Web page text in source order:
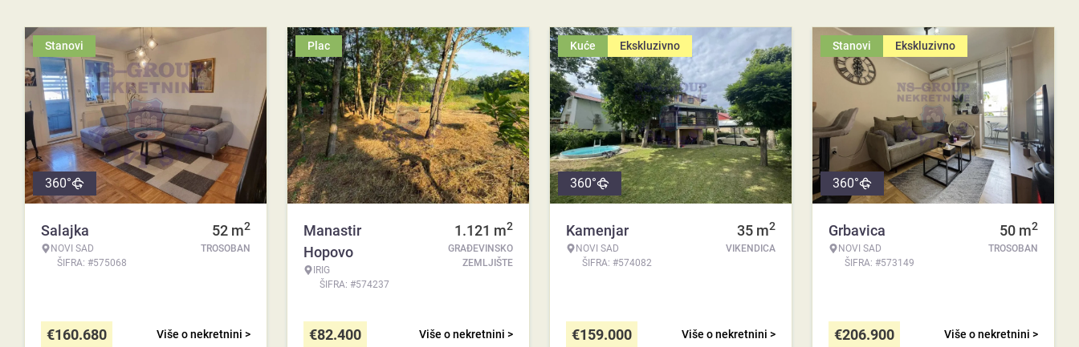
Stanovi
360°
Salajka
NOVI SAD
ŠIFRA: #575068
52 m2
TROSOBAN
Više o nekretnini >
€160.680
Plac
Manastir
Hopovo
IRIG
ŠIFRA: #574237
1.121 m2
GRAĐEVINSKO
ZEMLJIŠTE
Više o nekretnini >
€82.400
Kuće Ekskluzivno
360°
Kamenjar
NOVI SAD
ŠIFRA: #574082
35 m2
VIKENDICA
Više o nekretnini >
€159.000
Stanovi Ekskluzivno
360°
Grbavica
NOVI SAD
ŠIFRA: #573149
50 m2
TROSOBAN
Više o nekretnini >
€206.900